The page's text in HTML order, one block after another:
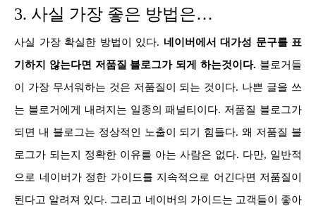
3. 사실 가장 좋은 방법은…
사실 가장 확실한 방법이 있다. 네이버에서 대가성 문구를 표
기하지 않는다면 저품질 블로그가 되게 하는것이다. 블로거들
이 가장 무서워하는 것은 저품질이 되는 것이다. 나쁜 글을 쓰
는 블로거에게 내려지는 일종의 패널티이다. 저품질 블로그가
되면 내 블로그는 정상적인 노출이 되기 힘들다. 왜 저품질 블
로그가 되는지 정확한 이유를 아는 사람은 없다. 다만, 일반적
으로 네이버가 정한 가이드를 지속적으로 어긴다면 저품질이
된다고 알려져 있다. 그리고 네이버의 가이드는 고객들이 좋아